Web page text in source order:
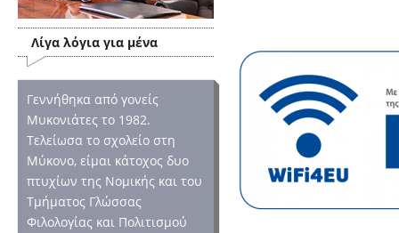
Λίγα λόγια για μένα
Γεννήθηκα από γονείς
Μυκονιάτες το 1982.
Τελείωσα το σχολείο στη
Μύκονο, είμαι κάτοχος δυο
πτυχίων της Νομικής και του
Τμήματος Γλώσσας
Φιλολογίας και Πολιτισμού